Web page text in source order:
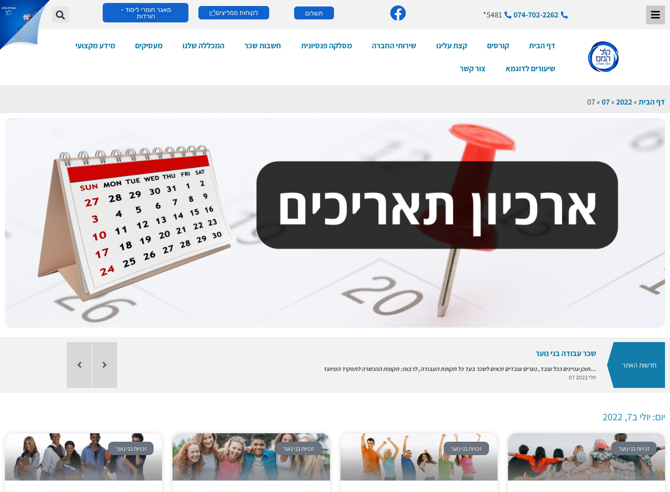
074-702-2262
5481* תשלום לקוחות ממליצים
מאגר חומרי לימוד -
הורדות
דף הבית קורסים קצת עלינו שירותי החברה מסלקה פנסיונית חשבות שכר המכללה שלנו מעסיקים מידע מקצועי
שיעורים לדוגמא צור קשר
דף הבית»
2022
»
07
»
חדשות האתר
שכר עבודה בני נוער
תוכן עניינים ככל עובד, נערים עובדים זכאים לשכר בעד כל תקופת העבודה, לרבות: תקופת ההכשרה לתפקיד המיועד...
07 יולי 2022
07 יולי 2022
העסקת בני נוער בשעות הלילה
תוכן עניינים ככלל, אסור להעסיק נערים שחלה לגביהם חובת לימוד בשעות שבין 20:00 לבין 08:00 בבוקר שלמחרת,...
07 יולי 2022
יום: יולי ב7, 2022
זכויות בני נוער זכויות בני נוער זכויות בני נוער זכויות בני נוער